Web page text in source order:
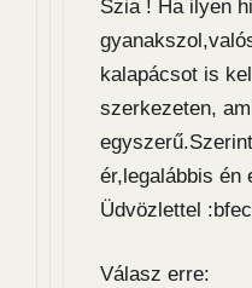
Szia ! Ha ilyen
kalapácsot is
szerkezeten,
ér,legalábbis én
Üdvözlettel
Válasz erre: